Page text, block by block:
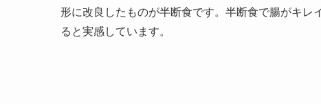
形に改良したものが半断食です。半断食で腸がキ
ると実感しています。